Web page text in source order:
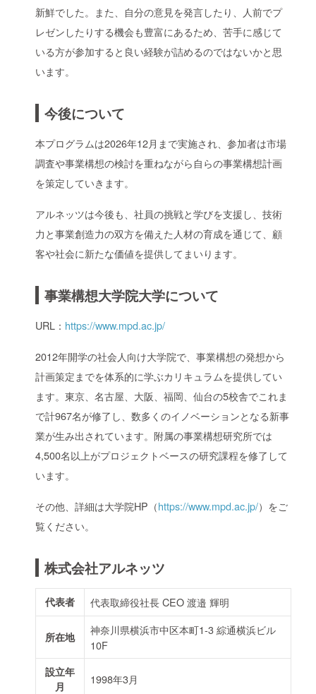
新鮮でした。また、自分の意見を発言したり、人前でプ
レゼンしたりする機会も豊富にあるため、苦手に感じて
いる方が参加すると良い経験が詰めるのではないかと思
います。
今後について
本プログラムは2026年12月まで実施され、参加者は市場
調査や事業構想の検討を重ねながら自らの事業構想計画
を策定していきます。
アルネッツは今後も、社員の挑戦と学びを支援し、技術
力と事業創造力の双方を備えた人材の育成を通じて、顧
客や社会に新たな価値を提供してまいります。
事業構想大学院大学について
URL： https://www.mpd.ac.jp/
2012年開学の社会人向け大学院で、事業構想の発想から
計画策定までを体系的に学ぶカリキュラムを提供してい
ます。東京、名古屋、大阪、福岡、仙台の5校舎でこれま
で計967名が修了し、数多くのイノベーションとなる新事
業が生み出されています。附属の事業構想研究所では
4,500名以上がプロジェクトベースの研究課程を修了して
います。
その他、詳細は大学院HP（https://www.mpd.ac.jp/）をご
覧ください。
株式会社アルネッツ
代表者 代表取締役社長 CEO 渡邉 輝明
所在地
神奈川県横浜市中区本町1-3 綜通横浜ビル
10F
設立年
月
1998年3月